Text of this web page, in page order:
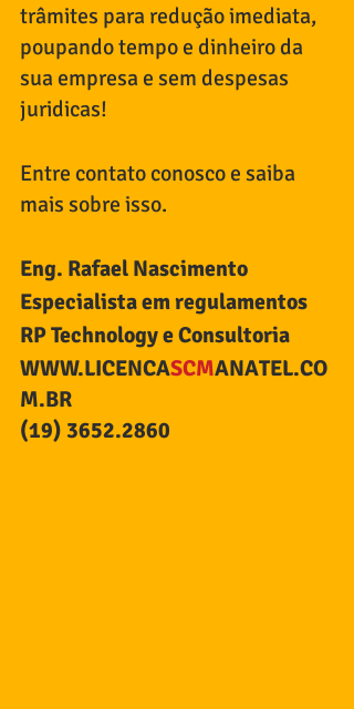
trâmites para redução imediata,
poupando tempo e dinheiro da
sua empresa e sem despesas
juridicas!
Entre contato conosco e saiba
mais sobre isso.
Eng. Rafael Nascimento
Especialista em regulamentos
RP Technology e Consultoria
WWW.LICENCASCMANATEL.CO
M.BR
(19) 3652.2860